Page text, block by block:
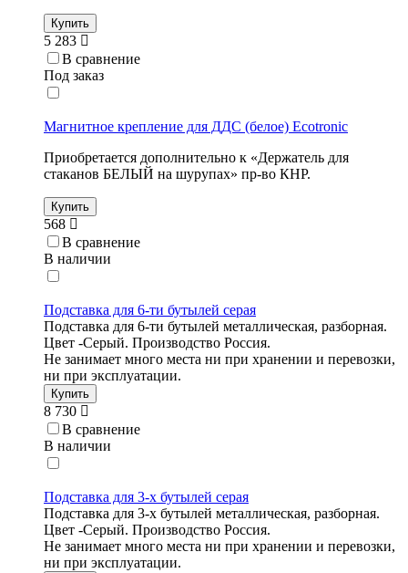
Купить
5 283
В сравнение
Под заказ
Магнитное крепление для ДДС (белое) Ecotronic
Приобретается дополнительно к «Держатель для
стаканов БЕЛЫЙ на шурупах» пр-во КНР.
Купить
568
В сравнение
В наличии
Подставка для 6-ти бутылей серая
Подставка для 6-ти бутылей металлическая, разборная.
Цвет -Серый. Производство Россия.
Не занимает много места ни при хранении и перевозки,
ни при эксплуатации.
Купить
8 730
В сравнение
В наличии
Подставка для 3-х бутылей серая
Подставка для 3-х бутылей металлическая, разборная.
Цвет -Серый. Производство Россия.
Не занимает много места ни при хранении и перевозки,
ни при эксплуатации.